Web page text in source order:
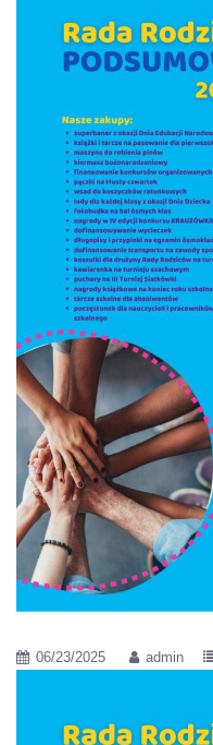
06/23/2025 admin